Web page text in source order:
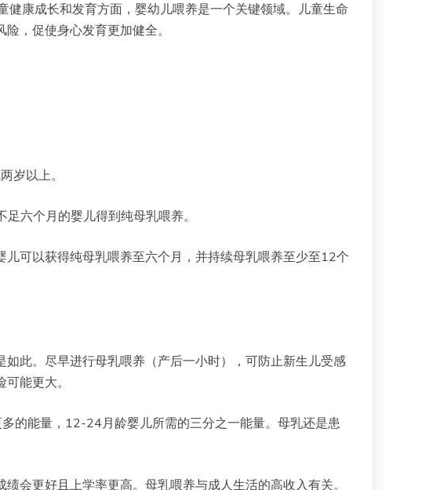
康成长和发育方面，婴幼儿喂养是一个关键领域。儿童生命
，促使身心发育更加健全。
岁以上。
六个月的婴儿得到纯母乳喂养。
可以获得纯母乳喂养至六个月，并持续母乳喂养至少至12个
此。尽早进行母乳喂养（产后一小时），可防止新生儿受感
能更大。
的能量，12-24月龄婴儿所需的三分之一能量。母乳还是患
会更好且上学率更高。母乳喂养与成人生活的高收入有关。